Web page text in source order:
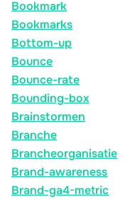
Bookmark
Bookmarks
Bottom-up
Bounce
Bounce-rate
Bounding-box
Brainstormen
Branche
Brancheorganisatie
Brand-awareness
Brand-ga4-metric